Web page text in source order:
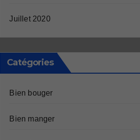
Juillet 2020
Catégories
Bien bouger
Bien manger